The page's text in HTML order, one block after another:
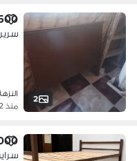
2
منذ 2 أيام